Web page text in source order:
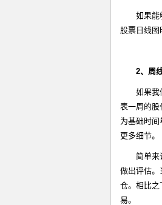
如果能
股票日线图
2、周
如果我
表一周的股
为基础时
更多细节。
简单来
做出评估。
仓。相比之
易。